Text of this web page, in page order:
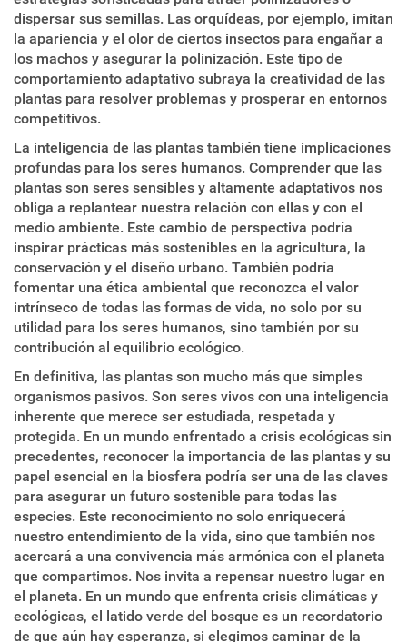
dispersar sus semillas. Las orquídeas, por ejemplo, imitan
la apariencia y el olor de ciertos insectos para engañar a
los machos y asegurar la polinización. Este tipo de
comportamiento adaptativo subraya la creatividad de las
plantas para resolver problemas y prosperar en entornos
competitivos.
La inteligencia de las plantas también tiene implicaciones
profundas para los seres humanos. Comprender que las
plantas son seres sensibles y altamente adaptativos nos
obliga a replantear nuestra relación con ellas y con el
medio ambiente. Este cambio de perspectiva podría
inspirar prácticas más sostenibles en la agricultura, la
conservación y el diseño urbano. También podría
fomentar una ética ambiental que reconozca el valor
intrínseco de todas las formas de vida, no solo por su
utilidad para los seres humanos, sino también por su
contribución al equilibrio ecológico.
En definitiva, las plantas son mucho más que simples
organismos pasivos. Son seres vivos con una inteligencia
inherente que merece ser estudiada, respetada y
protegida. En un mundo enfrentado a crisis ecológicas sin
precedentes, reconocer la importancia de las plantas y su
papel esencial en la biosfera podría ser una de las claves
para asegurar un futuro sostenible para todas las
especies. Este reconocimiento no solo enriquecerá
nuestro entendimiento de la vida, sino que también nos
acercará a una convivencia más armónica con el planeta
que compartimos. Nos invita a repensar nuestro lugar en
el planeta. En un mundo que enfrenta crisis climáticas y
ecológicas, el latido verde del bosque es un recordatorio
de que aún hay esperanza, si elegimos caminar de la